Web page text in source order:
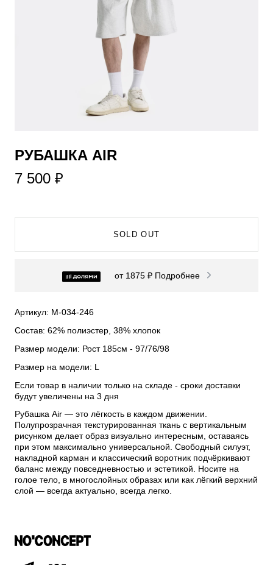
​РУБАШКА AIR
7 500 ₽
SOLD OUT
от 1875 ₽ Подробнее
Артикул: М-034-246
Состав: 62% полиэстер, 38% хлопок
Размер модели: Рост 185см - 97/76/98
Размер на модели: L
Если товар в наличии только на складе - сроки доставки
будут увеличены на 3 дня
Рубашка Air — это лёгкость в каждом движении.
Полупрозрачная текстурированная ткань с вертикальным
рисунком делает образ визуально интересным, оставаясь
при этом максимально универсальной. Свободный силуэт,
накладной карман и классический воротник подчёркивают
баланс между повседневностью и эстетикой. Носите на
голое тело, в многослойных образах или как лёгкий верхний
слой — всегда актуально, всегда легко.